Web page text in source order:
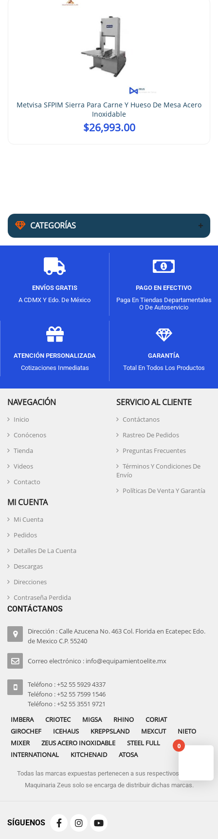
CATEGORÍAS
Metvisa SFPIM Sierra Para Carne Y Hueso De Mesa Acero
Inoxidable
$26,993.00
ENVÍOS GRATIS
A CDMX Y Edo. De México
PAGO EN EFECTIVO
Paga En Tiendas Departamentales
O De Autoservicio
ATENCIÓN PERSONALIZADA
Cotizaciones Inmediatas
GARANTÍA
Total En Todos Los Productos
NAVEGACIÓN
Inicio
Conócenos
Tienda
Videos
Contacto
SERVICIO AL CLIENTE
Contáctanos
Rastreo De Pedidos
Preguntas Frecuentes
Términos Y Condiciones De
Envío
Políticas De Venta Y Garantía
MI CUENTA
Mi Cuenta
Pedidos
Detalles De La Cuenta
Descargas
Direcciones
Contraseña Perdida
CONTÁCTANOS
Dirección : Calle Azucena No. 463 Col. Florida en Ecatepec Edo.
de Mexico C.P. 55240
Correo electrónico : info@equipamientoelite.mx
Teléfono : +52 55 5929 4337
Teléfono : +52 55 7599 1546
Teléfono : +52 55 3551 9721
IMBERA
CRIOTEC MIGSA RHINO
CORIAT
GIROCHEF
ICEHAUS KREPPSLAND MEXCUT
NIETO
MIXER
ZEUS ACERO INOXIDABLE
STEEL FULL
INTERNATIONAL
KITCHENAID ATOSA
Todas las marcas expuestas pertenecen a sus respectivos dueños
Maquinaria Zeus solo se encarga de distribuir dichas marcas.
SÍGUENOS
0